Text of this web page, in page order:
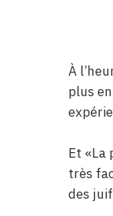
À
plus
Et «La
très
des